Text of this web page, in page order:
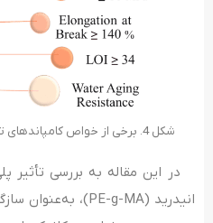
شکل 4. برخی از خواص کامپاندهای تأخیرانداز شعله پلیمری (HFFR)
در این مقاله به بررسی تأثیر